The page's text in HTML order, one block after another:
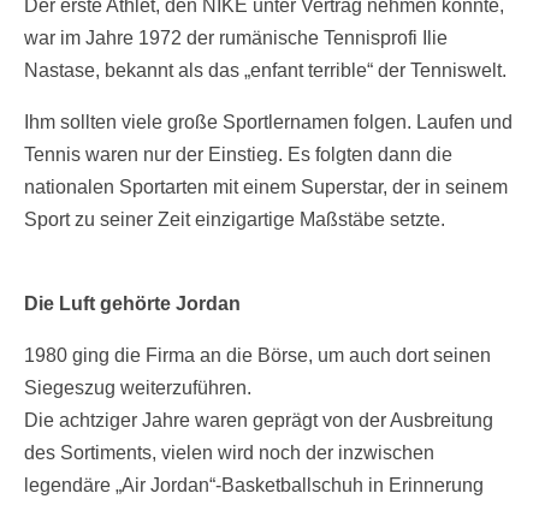
Der erste Athlet, den NIKE unter Vertrag nehmen konnte,
war im Jahre 1972 der rumänische Tennisprofi Ilie
Nastase, bekannt als das „enfant terrible“ der Tenniswelt.
Ihm sollten viele große Sportlernamen folgen. Laufen und
Tennis waren nur der Einstieg. Es folgten dann die
nationalen Sportarten mit einem Superstar, der in seinem
Sport zu seiner Zeit einzigartige Maßstäbe setzte.
Die Luft gehörte Jordan
1980 ging die Firma an die Börse, um auch dort seinen
Siegeszug weiterzuführen.
Die achtziger Jahre waren geprägt von der Ausbreitung
des Sortiments, vielen wird noch der inzwischen
legendäre „Air Jordan“-Basketballschuh in Erinnerung